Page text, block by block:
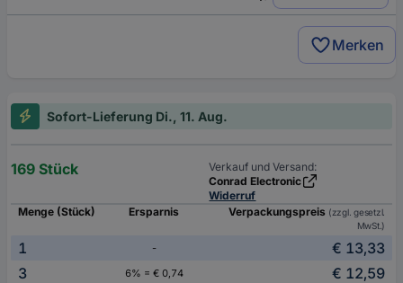
Merken
Sofort-Lieferung Di., 11. Aug.
169 Stück
Verkauf und Versand:
Conrad Electronic
Widerruf
Menge (Stück)
Ersparnis Verpackungspreis (zzgl. gesetzl.
MwSt.)
1 -
€ 13,33
3
6% = € 0,74
€ 12,59